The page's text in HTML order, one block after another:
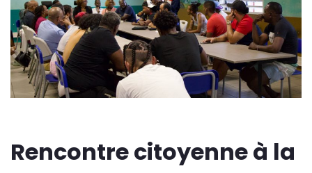
Rencontre citoyenne à la